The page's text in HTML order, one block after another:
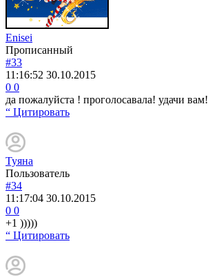
Enisei
Прописанный
#33
11:16:52 30.10.2015
0 0
да пожалуйста ! проголосавала! удачи вам!
“ Цитировать
Туяна
Пользователь
#34
11:17:04 30.10.2015
0 0
+1 )))))
“ Цитировать